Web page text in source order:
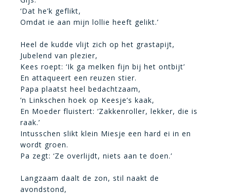
‘Dat he’k geflikt,
Omdat ie aan mijn lollie heeft gelikt.’
Heel de kudde vlijt zich op het grastapijt,
Jubelend van plezier,
Kees roept: ‘Ik ga melken fijn bij het ontbijt’
En attaqueert een reuzen stier.
Papa plaatst heel bedachtzaam,
’n Linkschen hoek op Keesje’s kaak,
En Moeder fluistert: ‘Zakkenroller, lekker, die is
raak.’
Intusschen slikt klein Miesje een hard ei in en
wordt groen.
Pa zegt: ‘Ze overlijdt, niets aan te doen.’
Langzaam daalt de zon, stil naakt de
avondstond,